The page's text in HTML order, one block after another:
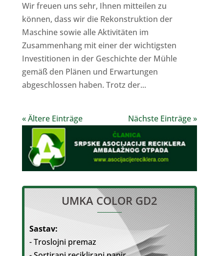
Wir freuen uns sehr, Ihnen mitteilen zu
können, dass wir die Rekonstruktion der
Maschine sowie alle Aktivitäten im
Zusammenhang mit einer der wichtigsten
Investitionen in der Geschichte der Mühle
gemäß den Plänen und Erwartungen
abgeschlossen haben. Trotz der...
« Ältere Einträge Nächste Einträge »
UMKA COLOR GD2
Sastav:
- Troslojni premaz